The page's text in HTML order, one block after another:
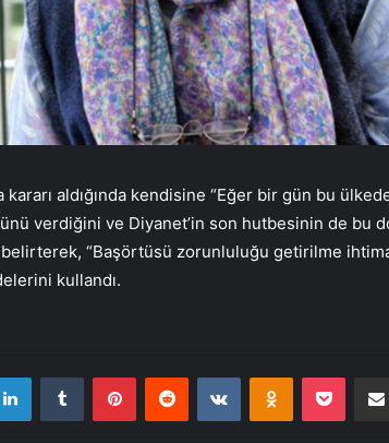
aldığında kendisine “Eğer bir gün bu
verdiğini ve Diyanet’in son hutbesinin de bu
“Başörtüsü zorunluluğu getirilme
kullandı.
LinkedInTumblr PinterestReddit VKontakteOdnoklassniki
Pocket